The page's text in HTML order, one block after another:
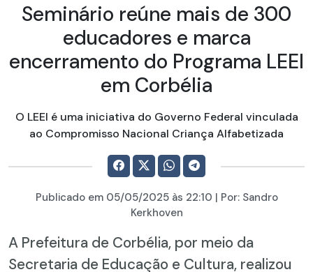
Seminário reúne mais de 300
educadores e marca
encerramento do Programa LEEI
em Corbélia
O LEEI é uma iniciativa do Governo Federal vinculada
ao Compromisso Nacional Criança Alfabetizada
Publicado em 05/05/2025às 22:10 | Por: Sandro
Kerkhoven
A Prefeitura de Corbélia, por meio da
Secretaria de Educação e Cultura, realizou